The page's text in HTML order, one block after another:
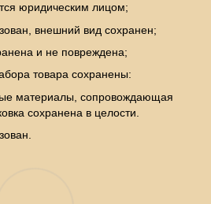
юридическим лицом;
внешний вид сохранен;
и не повреждена;
товара сохранены:
материалы, сопровождающая
сохранена в целости.